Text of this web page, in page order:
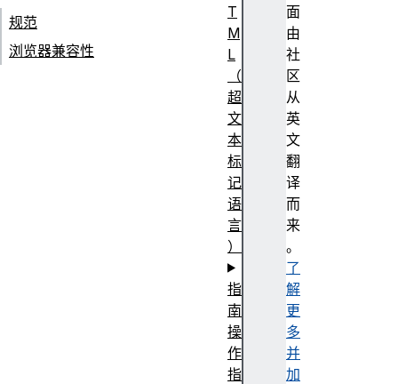
面
由
社
区
从
英
文
翻
译
而
来
。
了
解
更
多
并
加
规范
浏览器兼容性
T
M
L
（
超
文
本
标
记
语
言
）
指
南
操
作
指